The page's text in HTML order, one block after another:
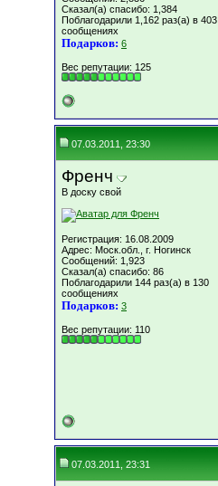
Сказал(а) спасибо: 1,384
Поблагодарили 1,162 раз(а) в 403
сообщениях
Подарков: 6
Вес репутации: 125
07.03.2011, 23:30
Френч
В доску свой
Регистрация: 16.08.2009
Адрес: Моск.обл., г. Ногинск
Сообщений: 1,923
Сказал(а) спасибо: 86
Поблагодарили 144 раз(а) в 130
сообщениях
Подарков: 3
Вес репутации: 110
07.03.2011, 23:31